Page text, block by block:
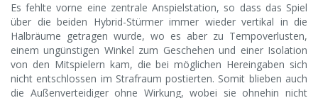
Es fehlte vorne eine zentrale Anspielstation, so dass das Spiel
über die beiden Hybrid-Stürmer immer wieder vertikal in die
Halbräume getragen wurde, wo es aber zu Tempoverlusten,
einem ungünstigen Winkel zum Geschehen und einer Isolation
von den Mitspielern kam, die bei möglichen Hereingaben sich
nicht entschlossen im Strafraum postierten. Somit blieben auch
die Außenverteidiger ohne Wirkung, wobei sie ohnehin nicht